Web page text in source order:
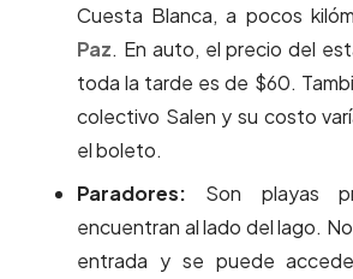
Cuesta Blanca, a pocos
Paz. En auto, el precio del
toda la tarde es de $60.
colectivo Salen y su costo
el boleto.
Paradores: Son playas
encuentran al lado del lago.
entrada y se puede